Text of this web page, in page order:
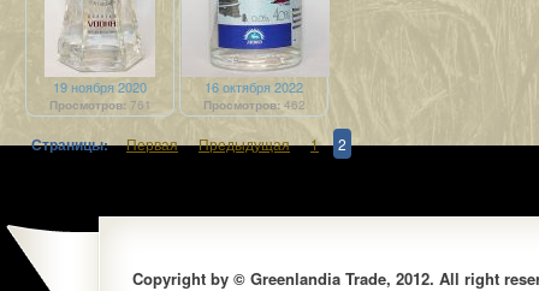
19 ноября 2020
Просмотров: 761
16 октября 2022
Просмотров:462
Страницы: Первая Предыдущая 1 2
Copyright by © Greenlandia Trade, 2012. All right